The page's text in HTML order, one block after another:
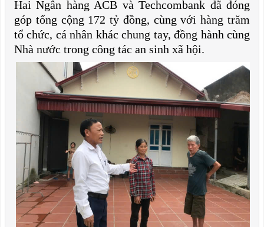
Hai Ngân hàng ACB và Techcombank đã đóng
góp tổng cộng 172 tỷ đồng, cùng với hàng trăm
tổ chức, cá nhân khác chung tay, đồng hành cùng
Nhà nước trong công tác an sinh xã hội.